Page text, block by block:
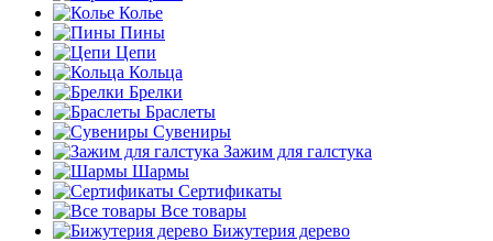
Колье
Пины
Цепи
Кольца
Брелки
Браслеты
Сувениры
Зажим для галстука
Шармы
Сертификаты
Все товары
Бижутерия дерево